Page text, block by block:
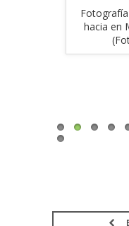
hacia en